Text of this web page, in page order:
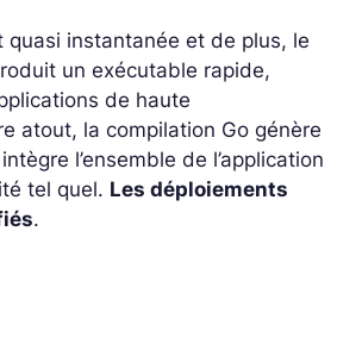
quasi instantanée et de plus, le
un exécutable rapide,
de haute
atout, la compilation Go génère
l’ensemble de l’application
tel quel. Les déploiements
.